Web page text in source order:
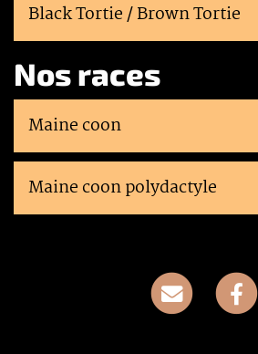
Black Tortie / Brown Tortie
Nos races
Maine coon
Maine coon polydactyle